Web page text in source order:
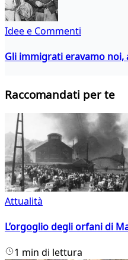
Idee e Commenti
Gli immigrati eravamo noi,
Raccomandati per te
Attualità
L’orgoglio degli orfani di
1 min di lettura